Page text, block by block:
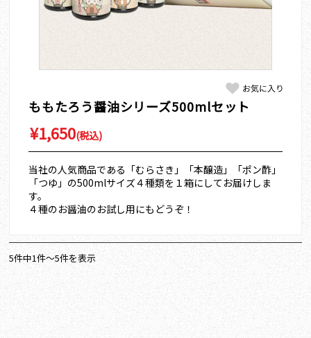
ももたろう醤油シリーズ500mlセット
¥1,650(税込)
当社の人気商品である「むらさき」「本醸造」「ポン酢」
「つゆ」の500mlサイズ４種類を１箱にしてお届けしま
す。
４種のお醤油のお試し用にもどうぞ！
5件中1件～5件を表示